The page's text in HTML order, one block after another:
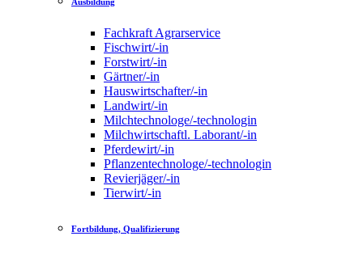
Fachkraft Agrarservice
Fischwirt/-in
Forstwirt/-in
Gärtner/-in
Hauswirtschafter/-in
Landwirt/-in
Milchtechnologe/-technologin
Milchwirtschaftl. Laborant/-in
Pferdewirt/-in
Pflanzentechnologe/-technologin
Revierjäger/-in
Tierwirt/-in
Fortbildung, Qualifizierung